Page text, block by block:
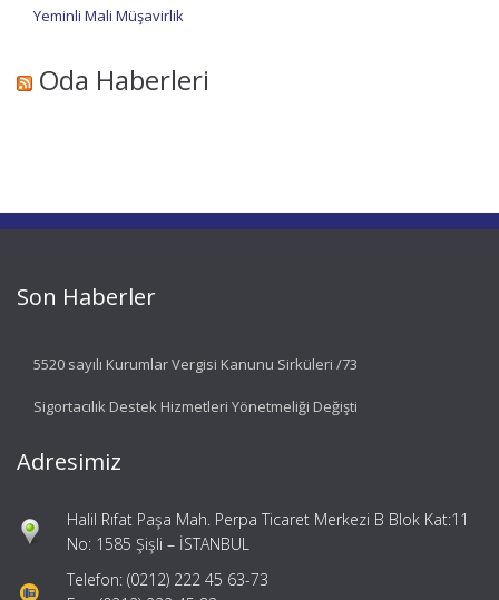
Yeminli Mali Müşavirlik
Oda Haberleri
Son Haberler
5520 sayılı Kurumlar Vergisi Kanunu Sirküleri /73
Sigortacılık Destek Hizmetleri Yönetmeliği Değişti
Adresimiz
Halil Rıfat Paşa Mah. Perpa Ticaret Merkezi B Blok Kat:11
No: 1585 Şişli – İSTANBUL
Telefon: (0212) 222 45 63-73